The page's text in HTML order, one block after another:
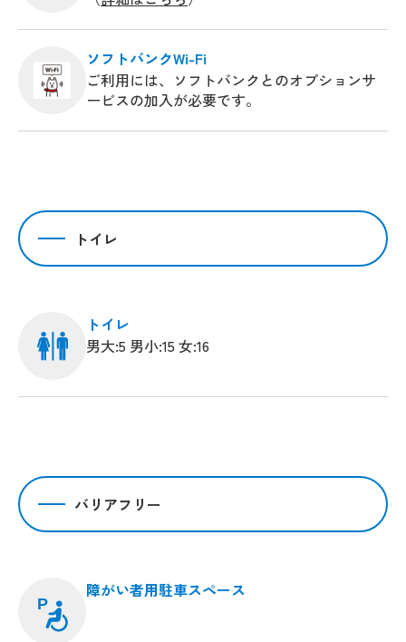
ソフトバンクWi-Fi
ご利用には、ソフトバンクとのオプションサ
ービスの加入が必要です。
トイレ
トイレ
男大:5 男小:15 女:16
バリアフリー
P
障がい者用駐車スペース